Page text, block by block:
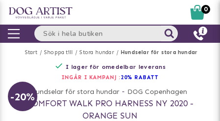
Start Shoppa till Stora hundar Hundselar för stora hundar
I lager för omedelbar leverans
INGÅR I KAMPANJ : 20% RABATT
-20%Hundselar för stora hundar - DOG Copenhagen
COMFORT WALK PRO HARNESS NY 2020 -
ORANGE SUN
0